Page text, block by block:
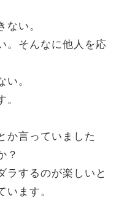
ない。
。そんなに他人を応
い。
。
か言っていました
？
ラするのが楽しいと
います。